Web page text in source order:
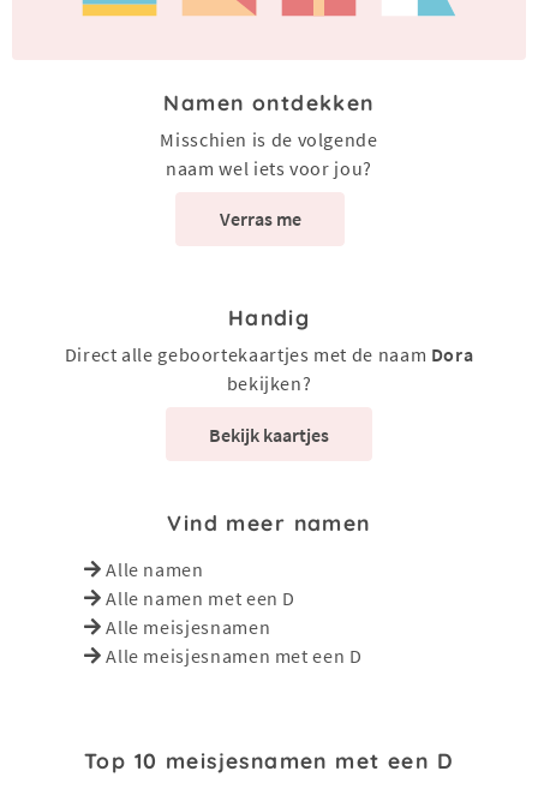
Namen ontdekken
Misschien is de volgende
naam wel iets voor jou?
Verras me
Handig
Direct alle geboortekaartjes met de naam Dora
bekijken?
Bekijk kaartjes
Vind meer namen
Alle namen
Alle namen met een D
Alle meisjesnamen
Alle meisjesnamen met een D
Top 10 meisjesnamen met een D